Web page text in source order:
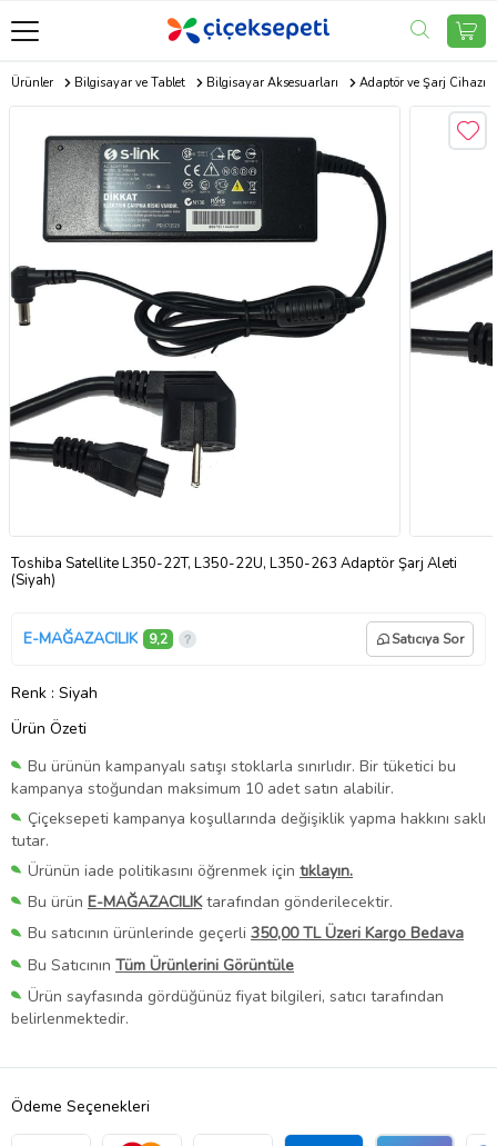
Ürünler Bilgisayar ve Tablet Bilgisayar Aksesuarları Adaptör ve Şarj Cihazı
Toshiba Satellite L350-22T, L350-22U, L350-263 Adaptör Şarj Aleti
(Siyah)
E-MAĞAZACILIK 9,2 Satıcıya Sor
Renk : Siyah
Ürün Özeti
Bu ürünün kampanyalı satışı stoklarla sınırlıdır. Bir tüketici bu
kampanya stoğundan maksimum 10 adet satın alabilir.
Çiçeksepeti kampanya koşullarında değişiklik yapma hakkını saklı
tutar.
Ürünün iade politikasını öğrenmek için tıklayın.
Bu ürün E-MAĞAZACILIKtarafından gönderilecektir.
Bu satıcının ürünlerinde geçerli 350,00 TL Üzeri Kargo Bedava
Bu Satıcının Tüm Ürünlerini Görüntüle
Ürün sayfasında gördüğünüz fiyat bilgileri, satıcı tarafından
belirlenmektedir.
Ödeme Seçenekleri